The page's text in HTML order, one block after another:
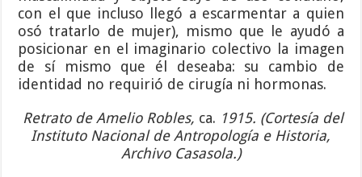
con el que incluso llegó a escarmentar a quien
osó tratarlo de mujer), mismo que le ayudó a
posicionar en el imaginario colectivo la imagen
de sí mismo que él deseaba: su cambio de
identidad no requirió de cirugía ni hormonas.
Retrato de Amelio Robles, ca. 1915. (Cortesía del
Instituto Nacional de Antropología e Historia,
Archivo Casasola.)